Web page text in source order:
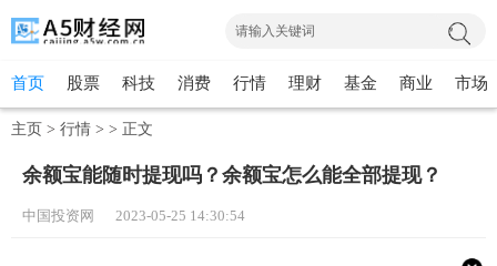
首页 股票 科技 消费 行情 理财 基金 商业 市场
主页 > 行情 > > 正文
余额宝能随时提现吗？余额宝怎么能全部提现？
中国投资网 2023-05-25 14:30:54